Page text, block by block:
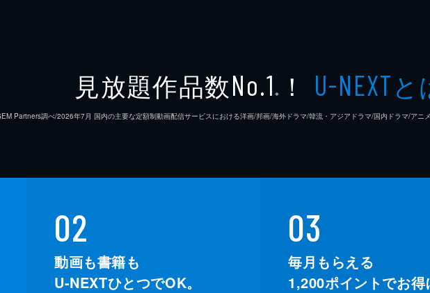
見放題作品数No.1 ※ ！ U-NEXTと
Partners調べ/2026年7⽉ 国内の主要な定額制動画配信サービスにおける洋画/邦画/海外ドラマ/韓流・アジアドラマ/国内ドラマ/アニ
02
動画も書籍も
U-NEXTひとつでOK。
03
毎月もらえる
1,200ポイントでお得